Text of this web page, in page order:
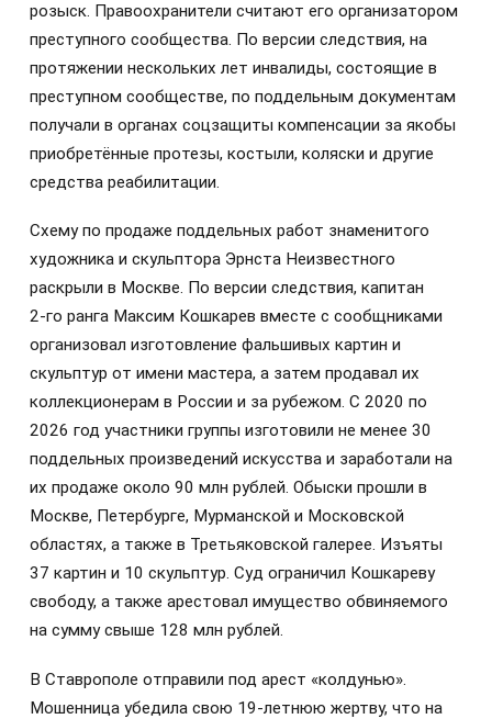
розыск. Правоохранители считают его организатором
преступного сообщества. По версии следствия, на
протяжении нескольких лет инвалиды, состоящие в
преступном сообществе, по поддельным документам
получали в органах соцзащиты компенсации за якобы
приобретённые протезы, костыли, коляски и другие
средства реабилитации.
Схему по продаже поддельных работ знаменитого
художника и скульптора Эрнста Неизвестного
раскрыли в Москве. По версии следствия, капитан
2‑го ранга Максим Кошкарев вместе с сообщниками
организовал изготовление фальшивых картин и
скульптур от имени мастера, а затем продавал их
коллекционерам в России и за рубежом. С 2020 по
2026 год участники группы изготовили не менее 30
поддельных произведений искусства и заработали на
их продаже около 90 млн рублей. Обыски прошли в
Москве, Петербурге, Мурманской и Московской
областях, а также в Третьяковской галерее. Изъяты
37 картин и 10 скульптур. Суд ограничил Кошкареву
свободу, а также арестовал имущество обвиняемого
на сумму свыше 128 млн рублей.
В Ставрополе отправили под арест «колдунью».
Мошенница убедила свою 19-летнюю жертву, что на